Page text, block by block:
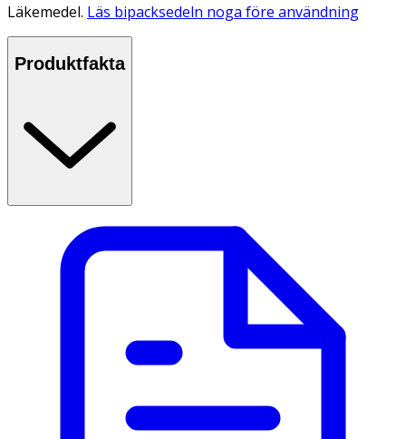
Läkemedel. Läs bipacksedeln noga före användning
Produktfakta